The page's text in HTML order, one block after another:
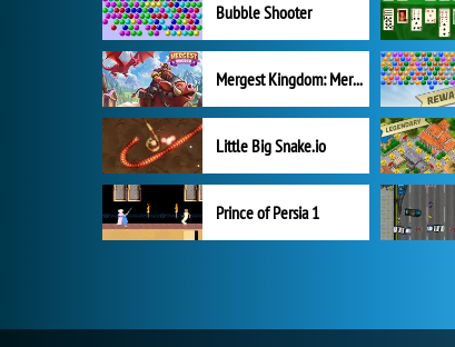
Bubble Shooter
Mergest Kingdom: Merge Puzzle
Little Big Snake.io
Prince of Persia 1